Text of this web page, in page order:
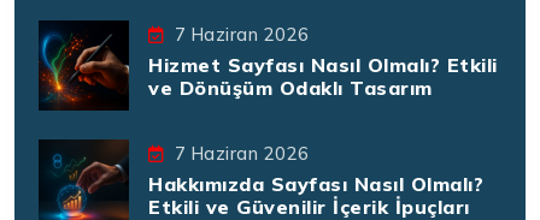
7 Haziran 2026
Hizmet Sayfası Nasıl Olmalı? Etkili
ve Dönüşüm Odaklı Tasarım
7 Haziran 2026
Hakkımızda Sayfası Nasıl Olmalı?
Etkili ve Güvenilir İçerik İpuçları